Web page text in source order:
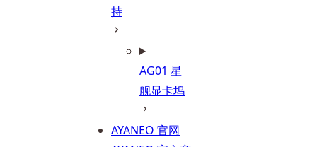
持
AG01 星
舰显卡坞
AYANEO 官网